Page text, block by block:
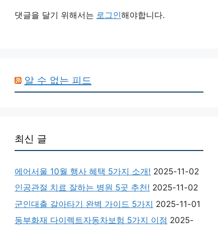
댓글을 달기 위해서는 로그인해야합니다.
알 수 없는 피드
최신 글
에어서울 10월 행사 혜택 5가지 소개! 2025-11-02
인공관절 치료 잘하는 병원 5곳 추천! 2025-11-02
군인대출 갈아타기 완벽 가이드 5가지 2025-11-01
동부화재 다이렉트자동차보험 5가지 이점 2025-